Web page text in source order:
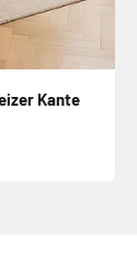
Kante